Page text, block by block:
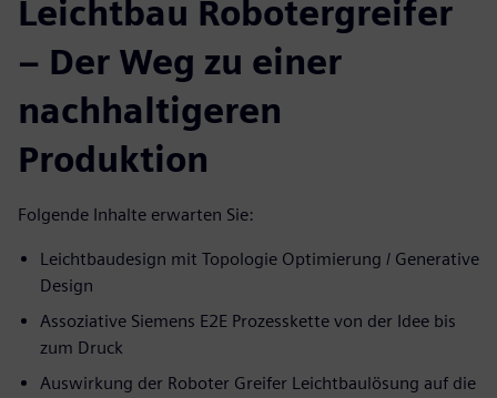
Leichtbau Robotergreifer
– Der Weg zu einer
nachhaltigeren
Produktion
Folgende Inhalte erwarten Sie:
Leichtbaudesign mit Topologie Optimierung / Generative
Design
Assoziative Siemens E2E Prozesskette von der Idee bis
zum Druck
Auswirkung der Roboter Greifer Leichtbaulösung auf die